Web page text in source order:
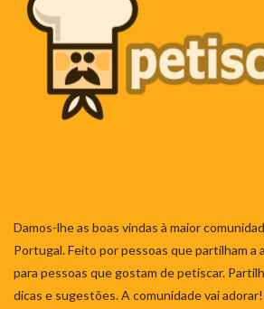
Damos-lhe as boas vindas à maior
Portugal. Feito por pessoas que partilham a
para pessoas que gostam de petiscar.
dicas e sugestões. A comunidade vai